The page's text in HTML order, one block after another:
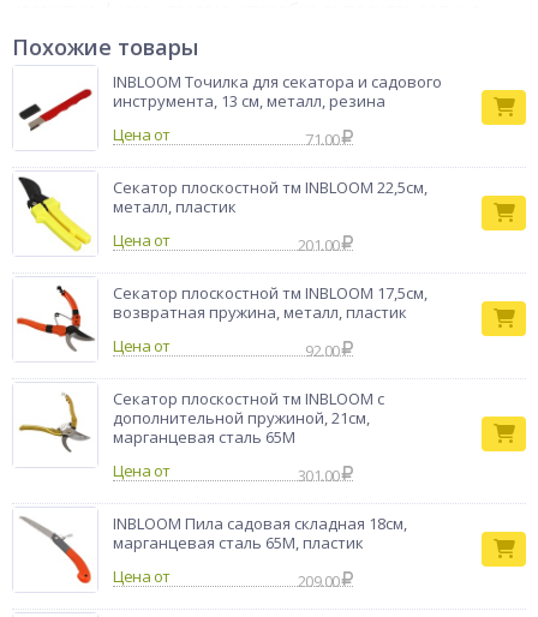
Рабочая часть изготовлена из стали. Пластиковая рукоятка
имеет эргономичную форму и удобно ложится в руку.
Тип товара
Нож
Бренд
Похожие товары
INBLOOM Точилка для секатора и садового
инструмента, 13 см, металл, резина
Цена от
71.00
Секатор плоскостной тм INBLOOM 22,5см,
металл, пластик
Цена от
201.00
Секатор плоскостной тм INBLOOM 17,5см,
возвратная пружина, металл, пластик
Цена от
92.00
Секатор плоскостной тм INBLOOM с
дополнительной пружиной, 21см,
марганцевая сталь 65М
Цена от
301.00
INBLOOM Пила садовая складная 18см,
марганцевая сталь 65М, пластик
Цена от
209.00